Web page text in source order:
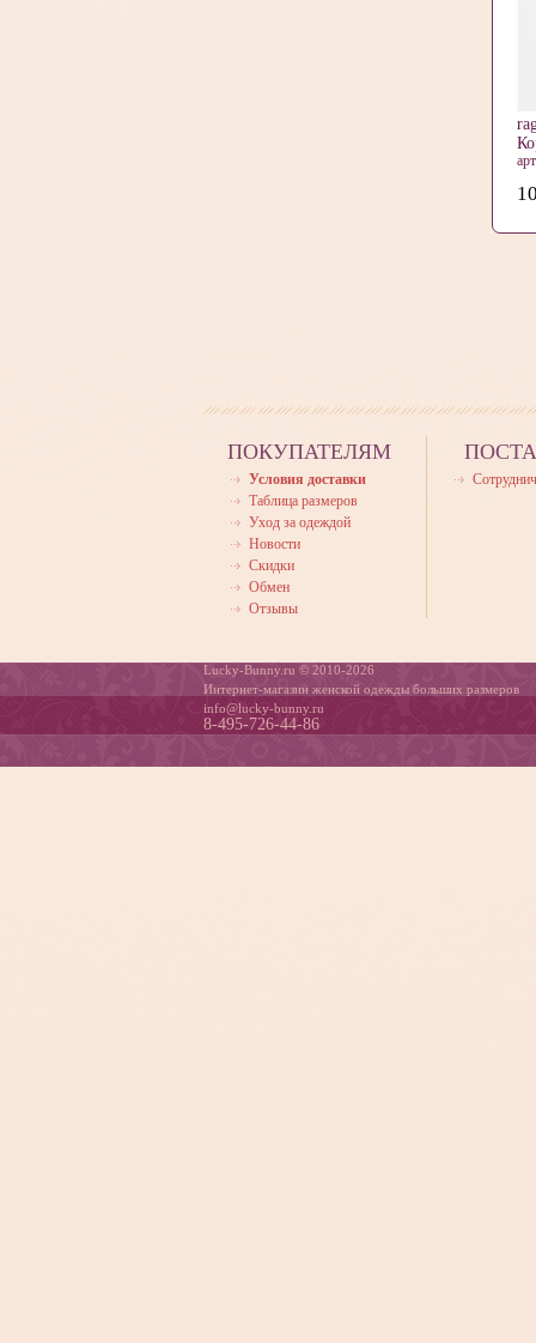
ПОКУПАТЕЛЯМ
Условия доставки
Таблица размеров
Уход за одеждой
Новости
Скидки
Обмен
Отзывы
Lucky-Bunny.ru © 2010-2026
Интернет-магазин женской одежды больших размеров
info@lucky-bunny.ru
8-495-726-44-86